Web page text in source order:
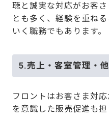
聴と誠実な対応がお客
とも多く、経験を重ね
いく職務でもあります。
5.売上・客室管理・
フロントはお客さま対
を意識した販売促進も担